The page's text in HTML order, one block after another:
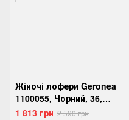
Жіночі лофери Geronea
1100055, Чорний, 36,
2999860665994
1 813 грн 2 590 грн